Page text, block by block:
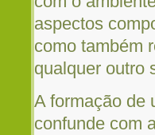
aspectos
como também
qualquer outro
A formação de
confunde com